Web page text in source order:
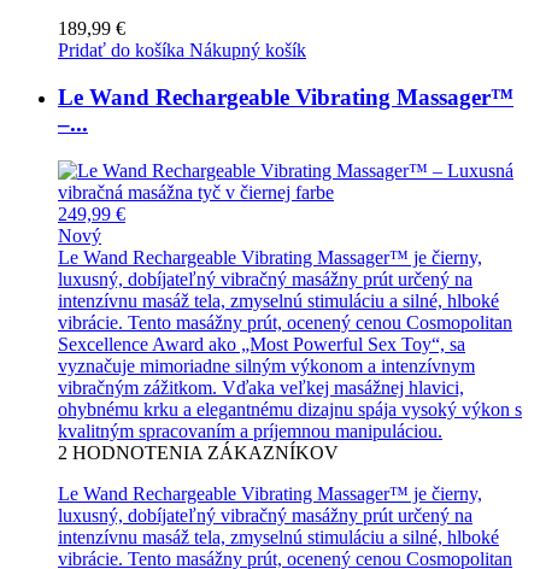
189,99 €
Pridať do košíka Nákupný košík
Le Wand Rechargeable Vibrating Massager™
–...
249,99 €
Nový
Le Wand Rechargeable Vibrating Massager™ je čierny,
luxusný, dobíjateľný vibračný masážny prút určený na
intenzívnu masáž tela, zmyselnú stimuláciu a silné, hlboké
vibrácie. Tento masážny prút, ocenený cenou Cosmopolitan
Sexcellence Award ako „Most Powerful Sex Toy“, sa
vyznačuje mimoriadne silným výkonom a intenzívnym
vibračným zážitkom. Vďaka veľkej masážnej hlavici,
ohybnému krku a elegantnému dizajnu spája vysoký výkon s
kvalitným spracovaním a príjemnou manipuláciou.
2 HODNOTENIA ZÁKAZNÍKOV
Le Wand Rechargeable Vibrating Massager™ je čierny,
luxusný, dobíjateľný vibračný masážny prút určený na
intenzívnu masáž tela, zmyselnú stimuláciu a silné, hlboké
vibrácie. Tento masážny prút, ocenený cenou Cosmopolitan